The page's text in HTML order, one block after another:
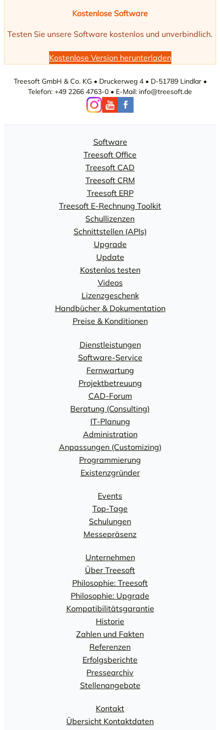
Kostenlose Software
Testen Sie unsere Software kostenlos und unverbindlich.
Kostenlose Version herunterladen
Treesoft GmbH & Co. KG • Druckerweg 4 • D-51789 Lindlar •
Telefon: +49 2266 4763-0 • E-Mail: info@treesoft.de
Software
Treesoft Office
Treesoft CAD
Treesoft CRM
Treesoft ERP
Treesoft E-Rechnung Toolkit
Schullizenzen
Schnittstellen (APIs)
Upgrade
Update
Kostenlos testen
Videos
Lizenzgeschenk
Handbücher & Dokumentation
Preise & Konditionen
Dienstleistungen
Software-Service
Fernwartung
Projektbetreuung
CAD-Forum
Beratung (Consulting)
IT-Planung
Administration
Anpassungen (Customizing)
Programmierung
Existenzgründer
Events
Top-Tage
Schulungen
Messepräsenz
Unternehmen
Über Treesoft
Philosophie: Treesoft
Philosophie: Upgrade
Kompatibilitätsgarantie
Historie
Zahlen und Fakten
Referenzen
Erfolgsberichte
Pressearchiv
Stellenangebote
Kontakt
Übersicht Kontaktdaten